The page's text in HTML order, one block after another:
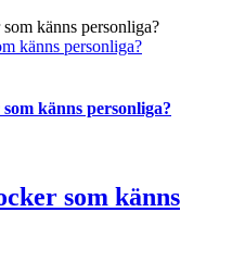
känns personliga?
känns personliga?
som känns